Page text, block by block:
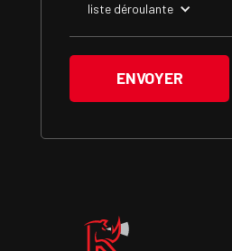
liste déroulante